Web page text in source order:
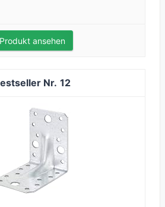
Produkt ansehen
12